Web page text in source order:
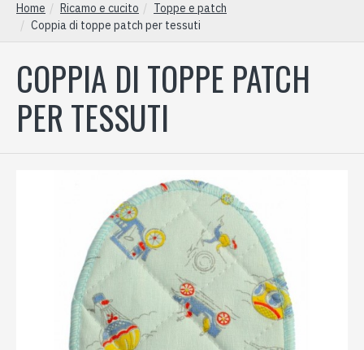
Home Ricamo e cucito
Toppe e patch
Coppia di toppe patch per tessuti
COPPIA DI TOPPE PATCH
PER TESSUTI